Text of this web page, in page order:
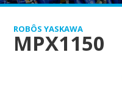
ROBÔS YASKAWA
MPX1150